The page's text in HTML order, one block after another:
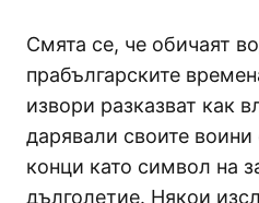
Смята се, че обичаят
прабългарските
извори разказват как
дарявали своите
конци като символ на
дълголетие. Някои